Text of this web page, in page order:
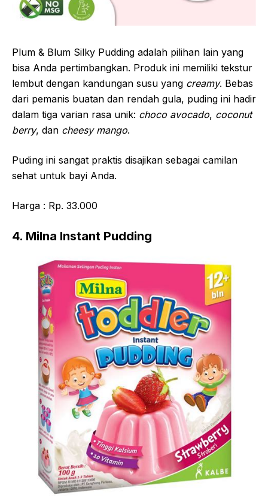
Plum & Blum Silky Pudding adalah pilihan lain yang
bisa Anda pertimbangkan. Produk ini memiliki tekstur
lembut dengan kandungan susu yang creamy. Bebas
dari pemanis buatan dan rendah gula, puding ini hadir
dalam tiga varian rasa unik: choco avocado, coconut
berry, dan cheesy mango.
Puding ini sangat praktis disajikan sebagai camilan
sehat untuk bayi Anda.
Harga : Rp. 33.000
4. Milna Instant Pudding